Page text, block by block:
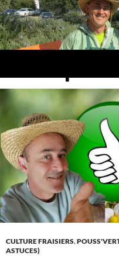
Aller
au
contenu
CULTURE FRAISIERS,
ASTUCES)